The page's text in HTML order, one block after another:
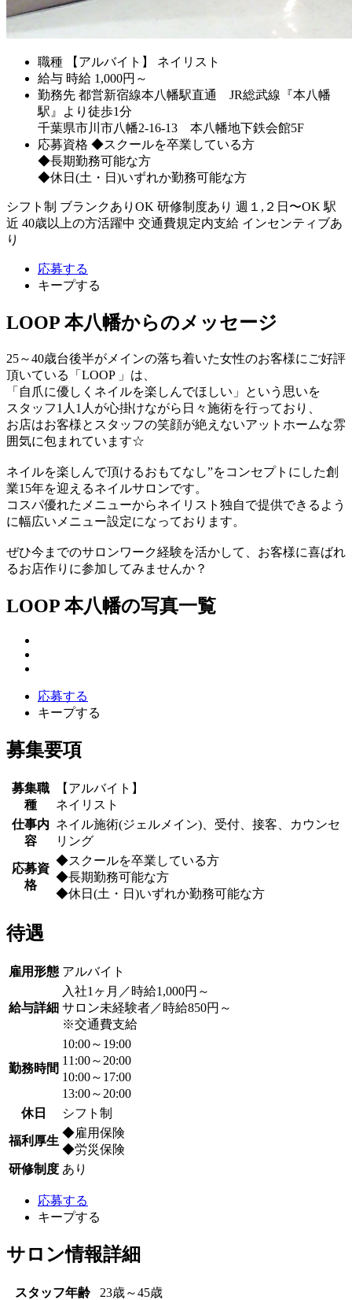
職種
【アルバイト】 ネイリスト
給与 時給 1,000円～
勤務先 都営新宿線本八幡駅直通 JR総武線『本八幡
駅』より徒歩1分
千葉県市川市八幡2-16-13 本八幡地下鉄会館5F
応募資格 ◆スクールを卒業している方
◆長期勤務可能な方
◆休日(土・日)いずれか勤務可能な方
シフト制 ブランクありOK 研修制度あり 週１,２日〜OK 駅
近 40歳以上の方活躍中 交通費規定内支給 インセンティブあ
り
応募する
キープする
LOOP 本八幡からのメッセージ
25～40歳台後半がメインの落ち着いた女性のお客様にご好評
頂いている「LOOP 」は、
「自爪に優しくネイルを楽しんでほしい」という思いを
スタッフ1人1人が心掛けながら日々施術を行っており、
お店はお客様とスタッフの笑顔が絶えないアットホームな雰
囲気に包まれています☆
ネイルを楽しんで頂けるおもてなし”をコンセプトにした創
業15年を迎えるネイルサロンです。
コスパ優れたメニューからネイリスト独自で提供できるよう
に幅広いメニュー設定になっております。
ぜひ今までのサロンワーク経験を活かして、お客様に喜ばれ
るお店作りに参加してみませんか？
LOOP 本八幡の写真一覧
応募する
キープする
募集要項
募集職
種
【アルバイト】
ネイリスト
仕事内
容
ネイル施術(ジェルメイン)、受付、接客、カウンセ
リング
応募資
格
◆スクールを卒業している方
◆長期勤務可能な方
◆休日(土・日)いずれか勤務可能な方
待遇
雇用形態 アルバイト
給与詳細
入社1ヶ月／時給1,000円～
サロン未経験者／時給850円～
※交通費支給
勤務時間
10:00～19:00
11:00～20:00
10:00～17:00
13:00～20:00
休日
シフト制
福利厚生
◆雇用保険
◆労災保険
研修制度 あり
応募する
キープする
サロン情報詳細
スタッフ年齢 23歳～45歳